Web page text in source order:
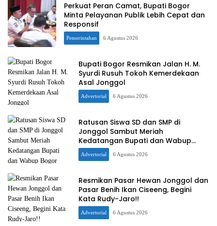
Perkuat Peran Camat, Bupati Bogor
Minta Pelayanan Publik Lebih Cepat dan
Responsif
Pemerintahan 6 Agustus 2026
Bupati Bogor Resmikan Jalan H. M.
Syurdi Rusuh Tokoh Kemerdekaan
Asal Jonggol
Advertorial 6 Agustus 2026
Ratusan Siswa SD dan SMP di
Jonggol Sambut Meriah
Kedatangan Bupati dan Wabup
Bogor
Advertorial 6 Agustus 2026
Resmikan Pasar Hewan Jonggol dan
Pasar Benih Ikan Ciseeng, Begini
Kata Rudy-Jaro!!
Advertorial 6 Agustus 2026